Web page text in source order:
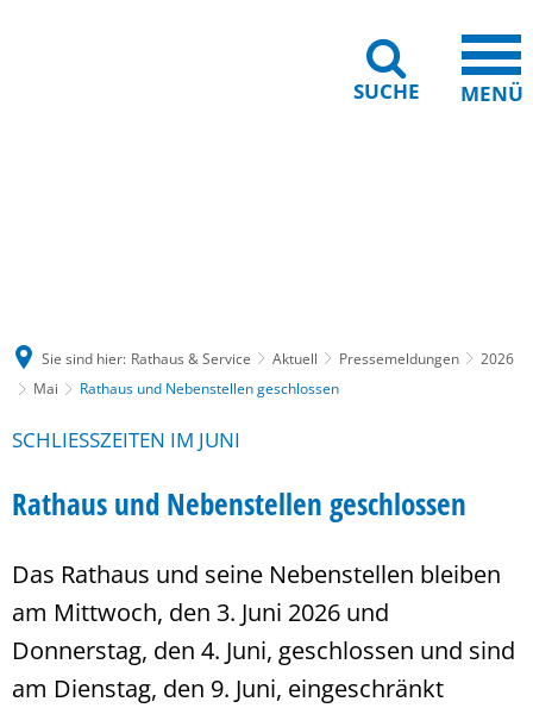
SUCHE MENÜ
Sie sind hier: Rathaus & Service Aktuell Pressemeldungen
2026
Mai
Rathaus und Nebenstellen geschlossen
SCHLIESSZEITEN IM JUNI
Rathaus und Nebenstellen geschlossen
Das Rathaus und seine Nebenstellen bleiben
am Mittwoch, den 3. Juni 2026 und
Donnerstag, den 4. Juni, geschlossen und sind
am Dienstag, den 9. Juni, eingeschränkt